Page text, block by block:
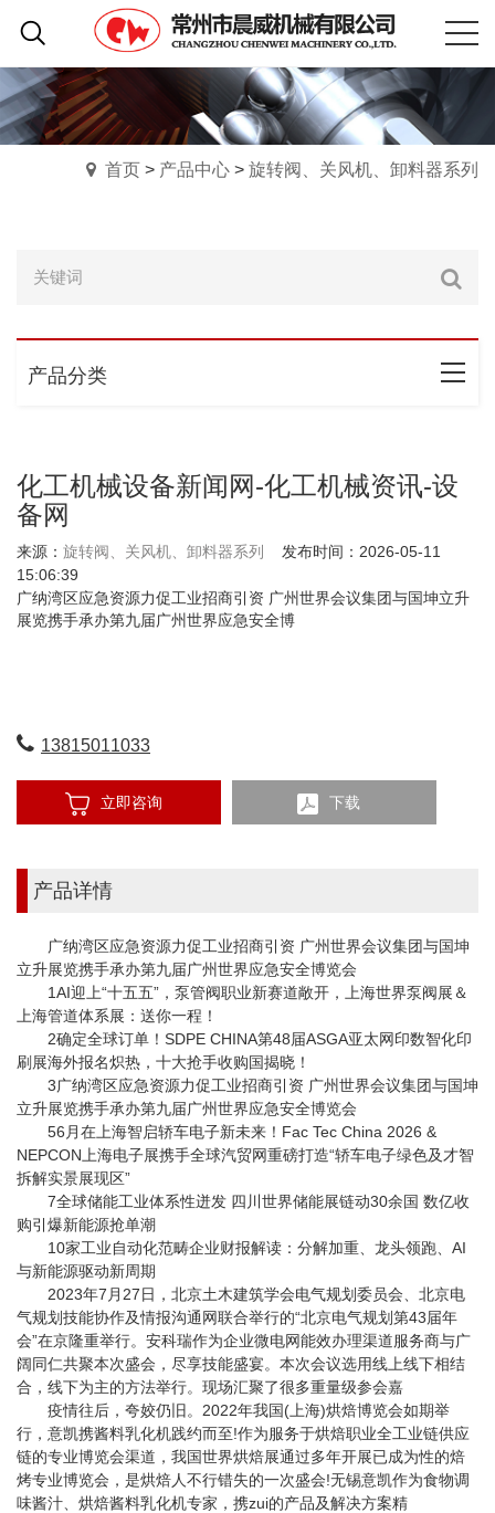
首页 > 产品中心 > 旋转阀、关风机、卸料器系列
产品分类
化工机械设备新闻网-化工机械资讯-设
备网
来源： 旋转阀、关风机、卸料器系列
发布时间：2026-05-11
15:06:39
广纳湾区应急资源力促工业招商引资 广州世界会议集团与国坤立升
展览携手承办第九届广州世界应急安全博
13815011033
立即咨询 下载
产品详情
广纳湾区应急资源力促工业招商引资 广州世界会议集团与国坤
立升展览携手承办第九届广州世界应急安全博览会
1AI迎上“十五五”，泵管阀职业新赛道敞开，上海世界泵阀展＆
上海管道体系展：送你一程！
2确定全球订单！SDPE CHINA第48届ASGA亚太网印数智化印
刷展海外报名炽热，十大抢手收购国揭晓！
3广纳湾区应急资源力促工业招商引资 广州世界会议集团与国坤
立升展览携手承办第九届广州世界应急安全博览会
56月在上海智启轿车电子新未来！Fac Tec China 2026 &
NEPCON上海电子展携手全球汽贸网重磅打造“轿车电子绿色及才智
拆解实景展现区”
7全球储能工业体系性迸发 四川世界储能展链动30余国 数亿收
购引爆新能源抢单潮
10家工业自动化范畴企业财报解读：分解加重、龙头领跑、AI
与新能源驱动新周期
2023年7月27日，北京土木建筑学会电气规划委员会、北京电
气规划技能协作及情报沟通网联合举行的“北京电气规划第43届年
会”在京隆重举行。安科瑞作为企业微电网能效办理渠道服务商与广
阔同仁共聚本次盛会，尽享技能盛宴。本次会议选用线上线下相结
合，线下为主的方法举行。现场汇聚了很多重量级参会嘉
疫情往后，夸姣仍旧。2022年我国(上海)烘焙博览会如期举
行，意凯携酱料乳化机践约而至!作为服务于烘焙职业全工业链供应
链的专业博览会渠道，我国世界烘焙展通过多年开展已成为性的焙
烤专业博览会，是烘焙人不行错失的一次盛会!无锡意凯作为食物调
味酱汁、烘焙酱料乳化机专家，携zui的产品及解决方案精